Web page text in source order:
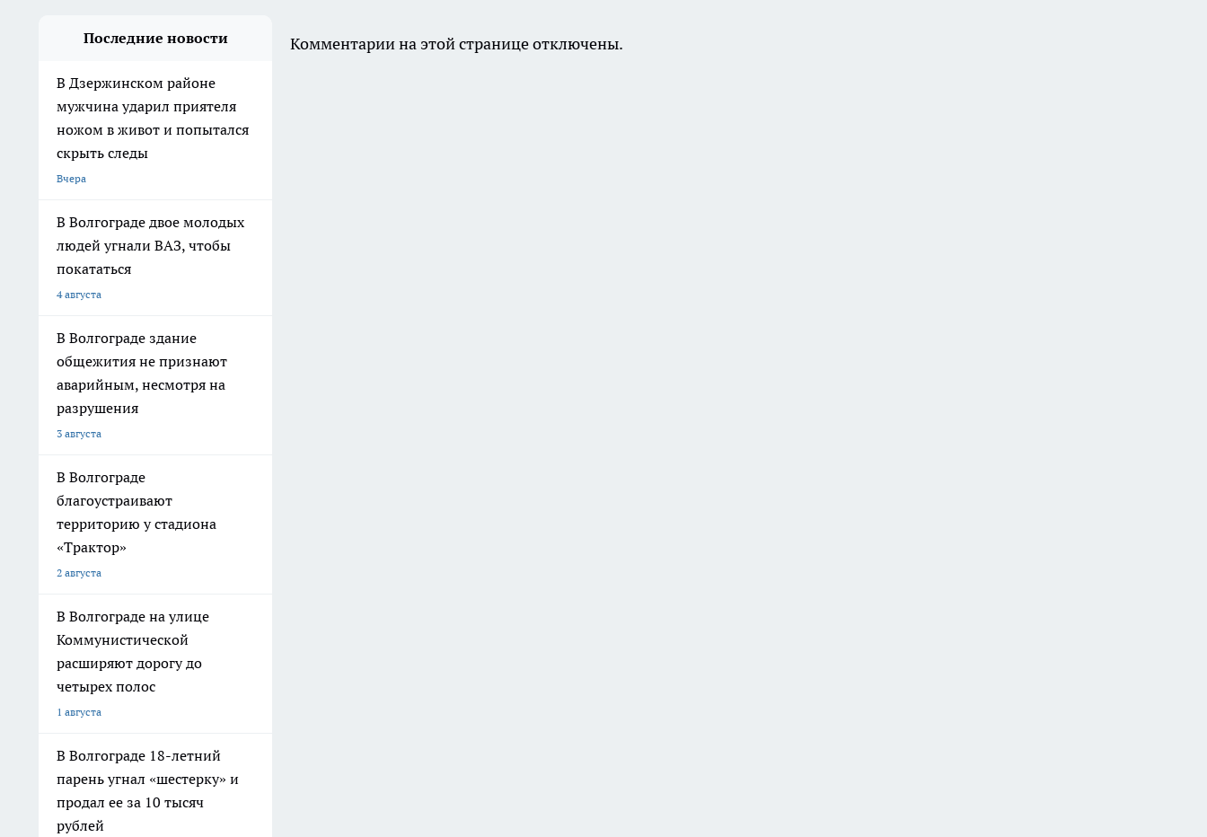
Последние новости
В Дзержинском районе
мужчина ударил приятеля
ножом в живот и попытался
скрыть следы
Вчера
В Волгограде двое молодых
людей угнали ВАЗ, чтобы
покататься
4 августа
В Волгограде здание
общежития не признают
аварийным, несмотря на
разрушения
3 августа
В Волгограде
благоустраивают
территорию у стадиона
«Трактор»
2 августа
В Волгограде на улице
Коммунистической
расширяют дорогу до
четырех полос
1 августа
В Волгограде 18-летний
парень угнал «шестерку» и
продал ее за 10 тысяч
рублей
Комментарии на этой странице отключены.